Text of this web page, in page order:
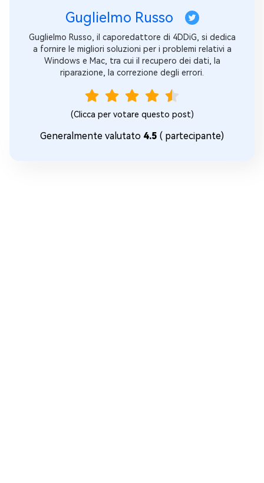
Guglielmo Russo
Guglielmo Russo, il caporedattore di 4DDiG, si dedica
a fornire le migliori soluzioni per i problemi relativi a
Windows e Mac, tra cui il recupero dei dati, la
riparazione, la correzione degli errori.
(Clicca per votare questo post)
Generalmente valutato 4.5 ( partecipante)